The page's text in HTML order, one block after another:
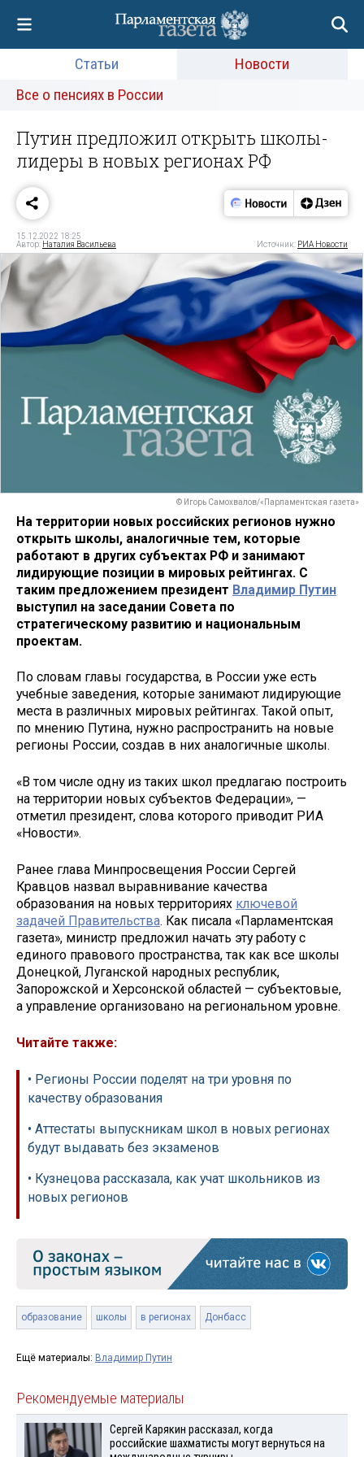
Статьи
Новости
Все о пенсиях в России
Путин предложил открыть школы-
лидеры в новых регионах РФ
15.12.2022 18:25
Автор: Наталия Васильева Источник: РИА Новости
© Игорь Самохвалов/«Парламентская газета»
На территории новых российских регионов нужно
открыть школы, аналогичные тем, которые
работают в других субъектах РФ и занимают
лидирующие позиции в мировых рейтингах. С
таким предложением президент Владимир Путин
выступил на заседании Совета по
стратегическому развитию и национальным
проектам.
По словам главы государства, в России уже есть
учебные заведения, которые занимают лидирующие
места в различных мировых рейтингах. Такой опыт,
по мнению Путина, нужно распространить на новые
регионы России, создав в них аналогичные школы.
«В том числе одну из таких школ предлагаю построить
на территории новых субъектов Федерации», —
отметил президент, слова которого приводит РИА
«Новости».
Ранее глава Минпросвещения России Сергей
Кравцов назвал выравнивание качества
образования на новых территориях ключевой
задачей Правительства. Как писала «Парламентская
газета», министр предложил начать эту работу с
единого правового пространства, так как все школы
Донецкой, Луганской народных республик,
Запорожской и Херсонской областей — субъектовые,
а управление организовано на региональном уровне.
Читайте также:
• Регионы России поделят на три уровня по
качеству образования
• Аттестаты выпускникам школ в новых регионах
будут выдавать без экзаменов
• Кузнецова рассказала, как учат школьников из
новых регионов
образование школы в регионах Донбасс
Ещё материалы: Владимир Путин
Рекомендуемые материалы
Сергей Карякин рассказал, когда
российские шахматисты могут вернуться на